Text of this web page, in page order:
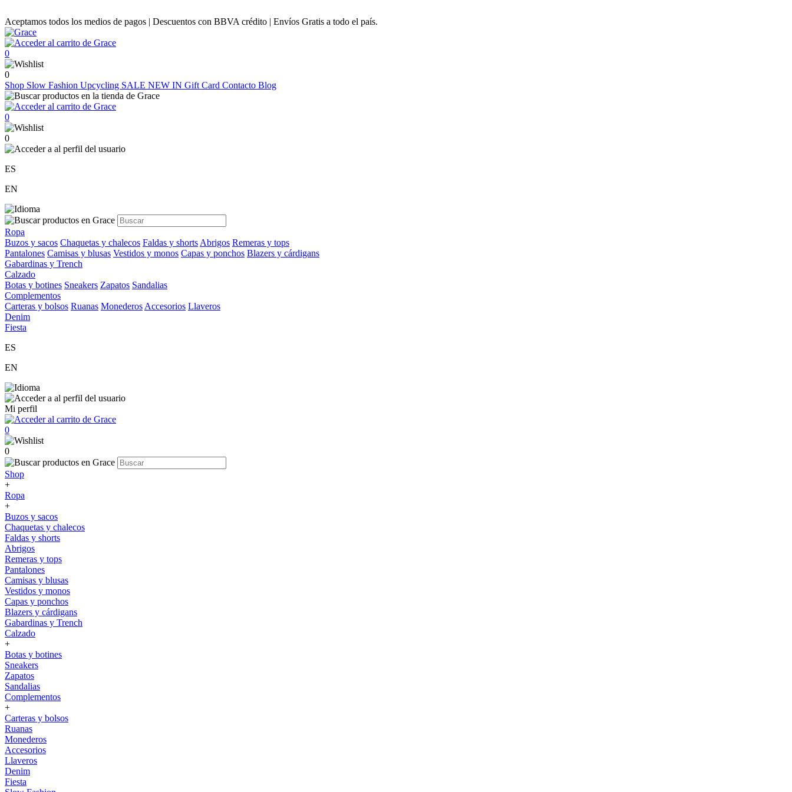
Aceptamos todos los medios de pagos | Descuentos con BBVA crédito | Envíos Gratis a todo el país.
0
0
Shop Slow Fashion Upcycling SALE NEW IN Gift Card Contacto Blog
0
0
ES
EN
Ropa
Buzos y sacos Chaquetas y chalecos Faldas y shorts Abrigos Remeras y tops
Pantalones Camisas y blusas Vestidos y monos Capas y ponchos Blazers y cárdigans
Gabardinas y Trench
Calzado
Botas y botines Sneakers Zapatos Sandalias
Complementos
Carteras y bolsos Ruanas Monederos Accesorios Llaveros
Denim
Fiesta
ES
EN
Mi perfil
0
0
Shop
+
Ropa
+
Buzos y sacos
Chaquetas y chalecos
Faldas y shorts
Abrigos
Remeras y tops
Pantalones
Camisas y blusas
Vestidos y monos
Capas y ponchos
Blazers y cárdigans
Gabardinas y Trench
Calzado
+
Botas y botines
Sneakers
Zapatos
Sandalias
Complementos
+
Carteras y bolsos
Ruanas
Monederos
Accesorios
Llaveros
Denim
Fiesta